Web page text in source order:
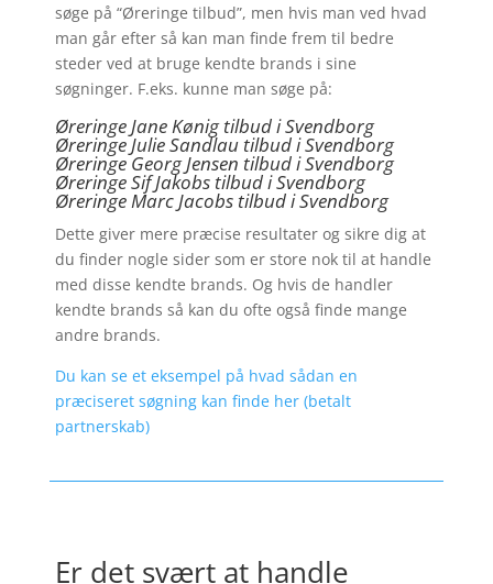
søge på “Øreringe tilbud”, men hvis man ved hvad
man går efter så kan man finde frem til bedre
steder ved at bruge kendte brands i sine
søgninger. F.eks. kunne man søge på:
Øreringe Jane Kønig tilbud i Svendborg
Øreringe Julie Sandlau tilbud i Svendborg
Øreringe Georg Jensen tilbud i Svendborg
ØreringeSif Jakobs tilbud i Svendborg
Øreringe Marc Jacobs tilbud i Svendborg
Dette giver mere præcise resultater og sikre dig at
du finder nogle sider som er store nok til at handle
med disse kendte brands. Og hvis de handler
kendte brands så kan du ofte også finde mange
andre brands.
Du kan se et eksempel på hvad sådan en
præciseret søgning kan finde her (betalt
partnerskab)
Er det svært at handle